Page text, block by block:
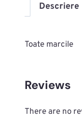
Descriere
Toate marcile
Reviews
There are no